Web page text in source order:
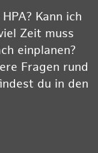
Kann ich
Zeit muss
einplanen?
Fragen rund
du in den